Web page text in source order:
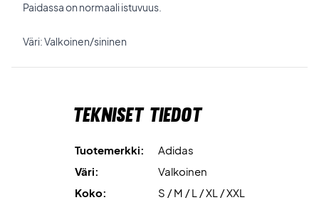
Paidassa on normaali istuvuus.
Väri: Valkoinen/sininen
Tekniset tiedot
Tuotemerkki:
Adidas
Väri:
Valkoinen
Koko:
S / M / L / XL / XXL